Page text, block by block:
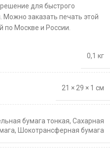
для быстрого
Можно заказать печать этой
по Москве и России.
0,1 кг
21 × 29 × 1 см
бумага тонкая, Сахарная
, Шокотрансферная бумага